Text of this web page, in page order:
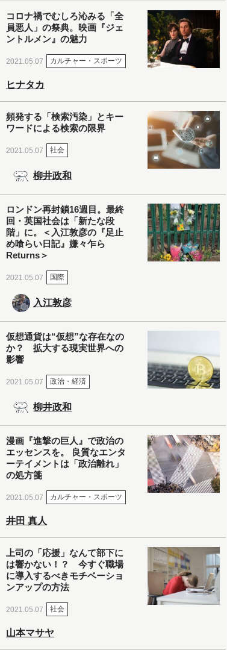
コロナ禍でむしろ沁みる「全
員悪人」の祭典。映画『ジェ
ントルメン』の魅力
2021.05.07 カルチャー・スポーツ
ヒナタカ
頻発する「検索汚染」とキー
ワードによる検索の限界
2021.05.07 社会
柳井政和
ロンドン再封鎖16週目。最終
回・英国社会は「新たな段
階」に。＜入江敦彦の『足止
め喰らい日記』嫌々乍ら
Returns＞
2021.05.07 国際
入江敦彦
仮想通貨は“仮想”な存在なの
か？ 拡大する現実世界への
影響
2021.05.07 政治・経済
柳井政和
漫画『進撃の巨人』で政治の
エッセンスを。 良質なエンタ
ーテイメントは「政治離れ」
の処方箋
2021.05.07 カルチャー・スポーツ
井田 真人
上司の「応援」なんて部下に
は響かない！？ 今すぐ職場
に導入するべきモチベーショ
ンアップの方法
2021.05.07 社会
山本マサヤ